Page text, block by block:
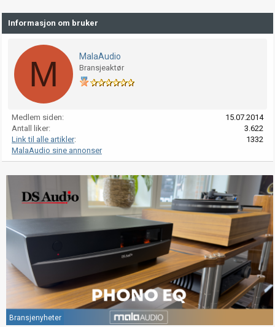
Informasjon om bruker
M MalaAudio
Bransjeaktør
Medlem siden
15.07.2014
Antall liker
3.622
Link til alle artikler
1332
MalaAudio sine annonser
Bransjenyheter